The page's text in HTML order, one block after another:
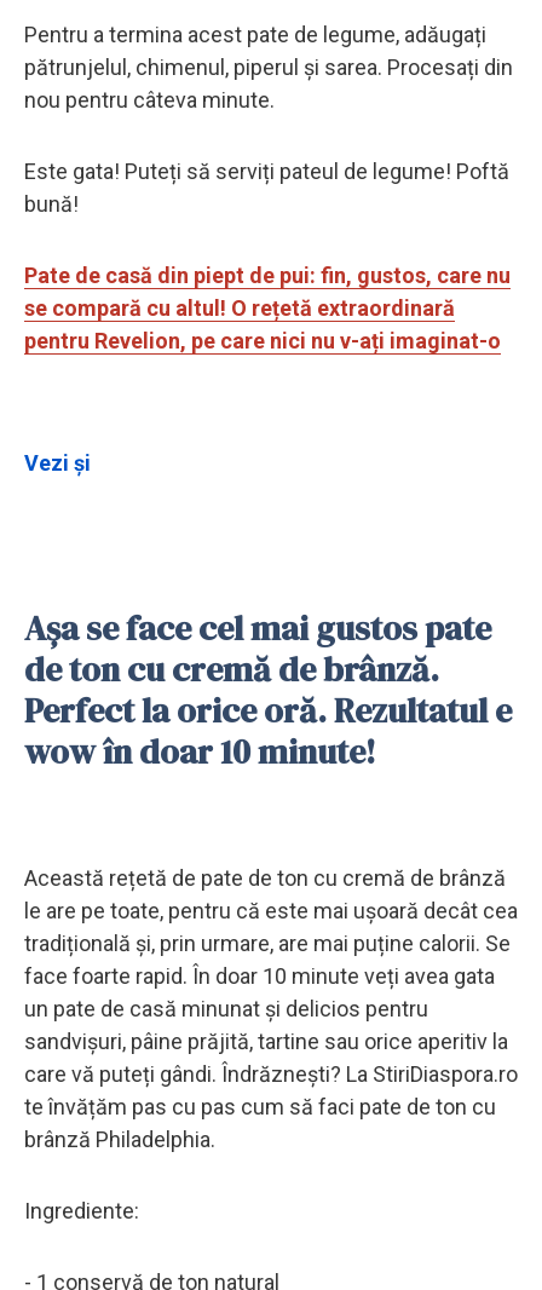
Pentru a termina acest pate de legume, adăugați
pătrunjelul, chimenul, piperul și sarea. Procesați din
nou pentru câteva minute.
Este gata! Puteți să serviți pateul de legume! Poftă
bună!
Pate de casă din piept de pui: fin, gustos, care nu
se compară cu altul! O rețetă extraordinară
pentru Revelion, pe care nici nu v-ați imaginat-o
Vezi și
Așa se face cel mai gustos pate
de ton cu cremă de brânză.
Perfect la orice oră. Rezultatul e
wow în doar 10 minute!
Această rețetă de pate de ton cu cremă de brânză
le are pe toate, pentru că este mai ușoară decât cea
tradițională și, prin urmare, are mai puține calorii. Se
face foarte rapid. În doar 10 minute veți avea gata
un pate de casă minunat și delicios pentru
sandvișuri, pâine prăjită, tartine sau orice aperitiv la
care vă puteți gândi. Îndrăznești? La StiriDiaspora.ro
te învățăm pas cu pas cum să faci pate de ton cu
brânză Philadelphia.
Ingrediente:
- 1 conservă de ton natural